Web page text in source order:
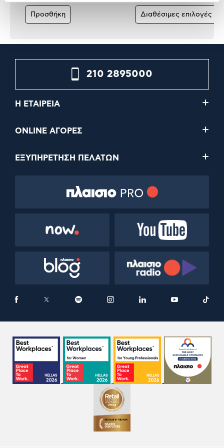
Προσθήκη Διαθέσιμες επιλογές
210 2895000
Η ΕΤΑΙΡΕΙΑ
ONLINE ΑΓΟΡΕΣ
ΕΞΥΠΗΡΕΤΗΣΗ ΠΕΛΑΤΩΝ